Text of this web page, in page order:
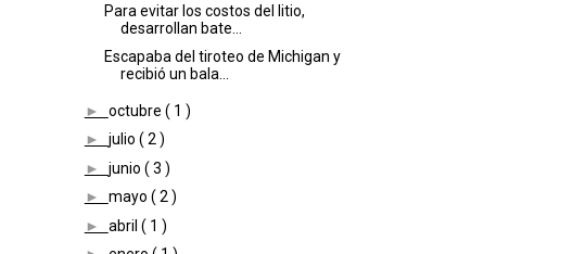
Para evitar los costos del litio,
desarrollan bate...
Escapaba del tiroteo de Michigan y
recibió un bala...
► octubre ( 1 )
► julio ( 2 )
► junio ( 3 )
► mayo ( 2 )
► abril ( 1 )